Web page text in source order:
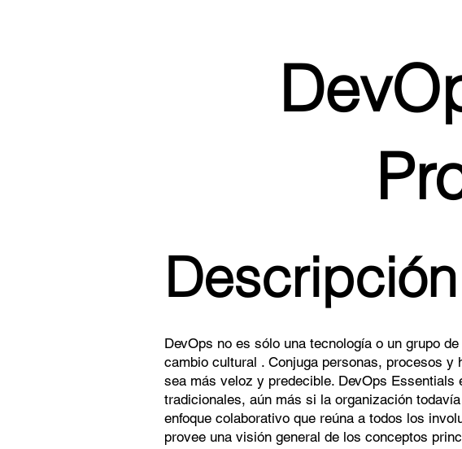
DevOps no es sólo una tecnología o un grupo
cambio cultural . Conjuga personas, procesos
sea más veloz y predecible. DevOps
tradicionales, aún más si la organización
enfoque colaborativo que reúna a todos los
provee una visión general de los conceptos